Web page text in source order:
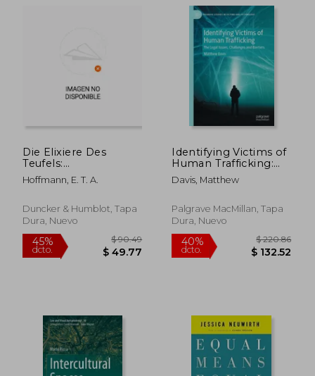
dcto. dcto. $
Die Elixiere Des
Teufels:
Nachgelassene
Papiere Des Bruders
Capuziners.
Herausgegeben Von
Phantasiestucke in C
(en Alemán)
Hoffmann, E. T. A.
Duncker & Humblot, Tapa
Dura, Nuevo
Identifying Victims of
Human Trafficking:
The Legal Issues,
Challenges and
Davis, Matthew
Palgrave MacMillan, Tapa
Dura, Nuevo